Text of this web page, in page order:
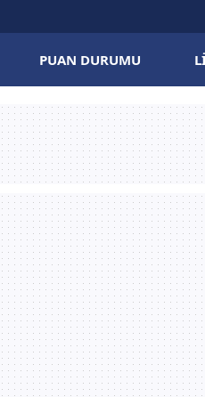
PUAN DURUMU